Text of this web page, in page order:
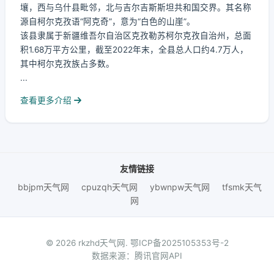
壤，西与乌什县毗邻，北与吉尔吉斯斯坦共和国交界。其名称
源自柯尔克孜语“阿克奇”，意为“白色的山崖”。
该县隶属于新疆维吾尔自治区克孜勒苏柯尔克孜自治州，总面
积1.68万平方公里，截至2022年末，全县总人口约4.7万人，
其中柯尔克孜族占多数。
...
查看更多介绍
友情链接
bbjpm天气网
cpuzqh天气网 ybwnpw天气网
tfsmk天气
网
© 2026 rkzhd天气网. 鄂ICP备2025105353号-2
数据来源：腾讯官网API